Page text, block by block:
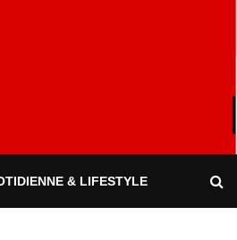
& LIFESTYLE